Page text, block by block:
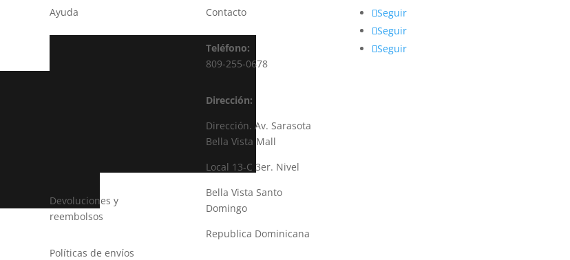
Ayuda
Devoluciones y
reembolsos
Políticas de envíos
Contacto
Teléfono:
809-255-0678
Dirección:
Dirección. Av. Sarasota
Bella Vista Mall
Local 13-C 3er. Nivel
Bella Vista Santo
Domingo
Republica Dominicana
Seguir
Seguir
Seguir